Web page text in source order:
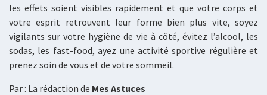
les effets soient visibles rapidement et que votre corps et
votre esprit retrouvent leur forme bien plus vite, soyez
vigilants sur votre hygiène de vie à côté, évitez l’alcool, les
sodas, les fast-food, ayez une activité sportive régulière et
prenez soin de vous et de votre sommeil.
Par : La rédaction de Mes Astuces